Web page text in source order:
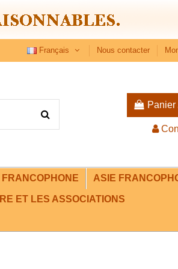
Français Nous contacter
Panier
ASIE
ET LES ASSOCIATIONS